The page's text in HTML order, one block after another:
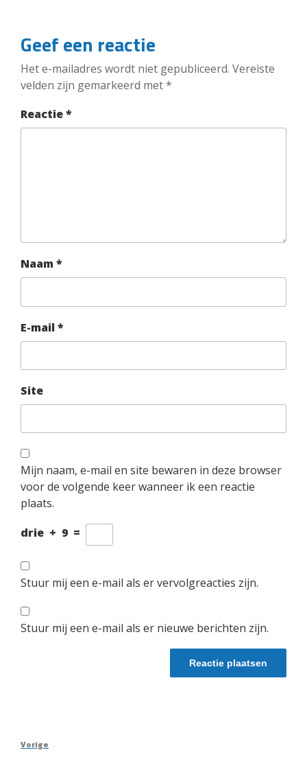
Geef een reactie
Het e-mailadres wordt niet gepubliceerd. Vereiste
velden zijn gemarkeerd met*
Reactie*
Naam *
E-mail *
Site
Mijn naam, e-mail en site bewaren in deze browser
voor de volgende keer wanneer ik een reactie
plaats.
drie + 9 =
Stuur mij een e-mail als er vervolgreacties zijn.
Stuur mij een e-mail als er nieuwe berichten zijn.
Berichtnavigatie
Vorig
Vorige